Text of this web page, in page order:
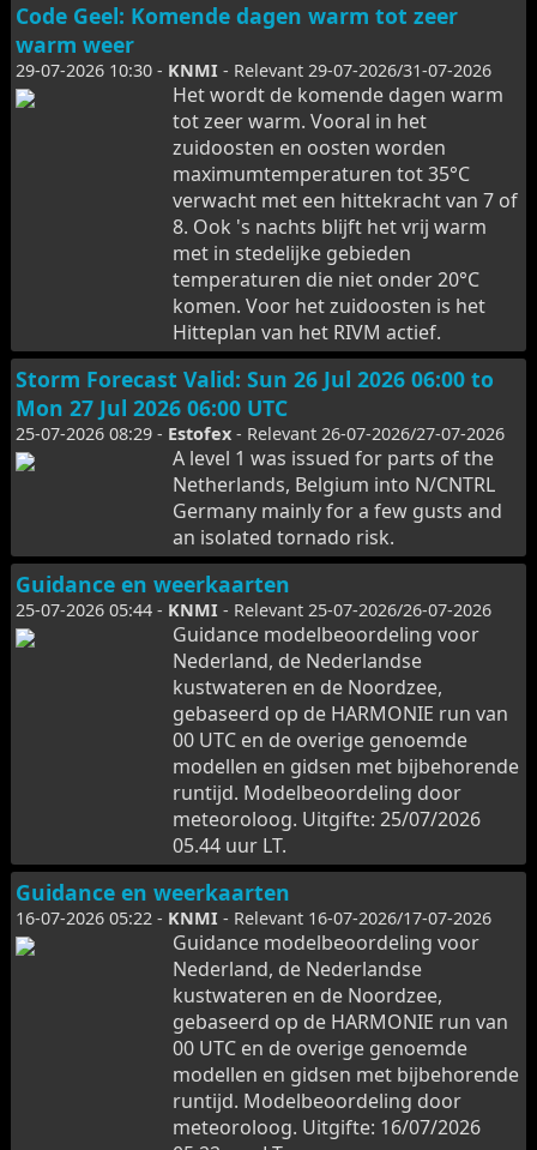
Code Geel: Komende dagen warm tot zeer
warm weer
29-07-2026 10:30 - KNMI - Relevant 29-07-2026/31-07-2026
Het wordt de komende dagen warm
tot zeer warm. Vooral in het
zuidoosten en oosten worden
maximumtemperaturen tot 35°C
verwacht met een hittekracht van 7 of
8. Ook 's nachts blijft het vrij warm
met in stedelijke gebieden
temperaturen die niet onder 20°C
komen. Voor het zuidoosten is het
Hitteplan van het RIVM actief.
Storm Forecast Valid: Sun 26 Jul 2026 06:00 to
Mon 27 Jul 2026 06:00 UTC
25-07-2026 08:29 - Estofex- Relevant 26-07-2026/27-07-2026
A level 1 was issued for parts of the
Netherlands, Belgium into N/CNTRL
Germany mainly for a few gusts and
an isolated tornado risk.
Guidance en weerkaarten
25-07-2026 05:44 - KNMI - Relevant 25-07-2026/26-07-2026
Guidance modelbeoordeling voor
Nederland, de Nederlandse
kustwateren en de Noordzee,
gebaseerd op de HARMONIE run van
00 UTC en de overige genoemde
modellen en gidsen met bijbehorende
runtijd. Modelbeoordeling door
meteoroloog. Uitgifte: 25/07/2026
05.44 uur LT.
Guidance en weerkaarten
16-07-2026 05:22 - KNMI - Relevant 16-07-2026/17-07-2026
Guidance modelbeoordeling voor
Nederland, de Nederlandse
kustwateren en de Noordzee,
gebaseerd op de HARMONIE run van
00 UTC en de overige genoemde
modellen en gidsen met bijbehorende
runtijd. Modelbeoordeling door
meteoroloog. Uitgifte: 16/07/2026